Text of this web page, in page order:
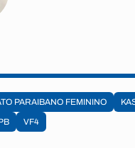
PARAIBANO FEMININO
VF4